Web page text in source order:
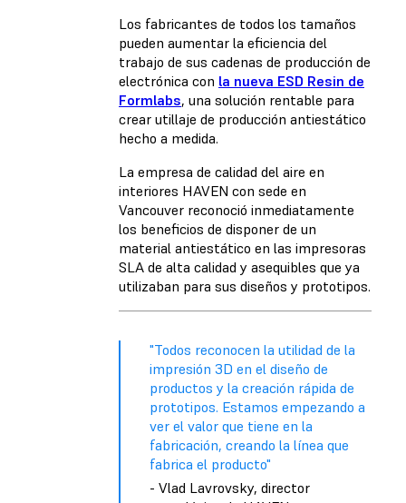
Los fabricantes de todos los tamaños
pueden aumentar la eficiencia del
trabajo de sus cadenas de producción de
electrónica con la nueva ESD Resin de
Formlabs, una solución rentable para
crear utillaje de producción antiestático
hecho a medida.
La empresa de calidad del aire en
interiores HAVEN con sede en
Vancouver reconoció inmediatamente
los beneficios de disponer de un
material antiestático en las impresoras
SLA de alta calidad y asequibles que ya
utilizaban para sus diseños y prototipos.
"Todos reconocen la utilidad de la
impresión 3D en el diseño de
productos y la creación rápida de
prototipos. Estamos empezando a
ver el valor que tiene en la
fabricación, creando la línea que
fabrica el producto"
- Vlad Lavrovsky, director